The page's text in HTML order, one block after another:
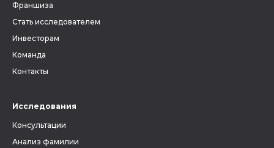
Франшиза
Стать исследователем
Инвесторам
Команда
Контакты
Исследования
Консультации
Анализ фамилии